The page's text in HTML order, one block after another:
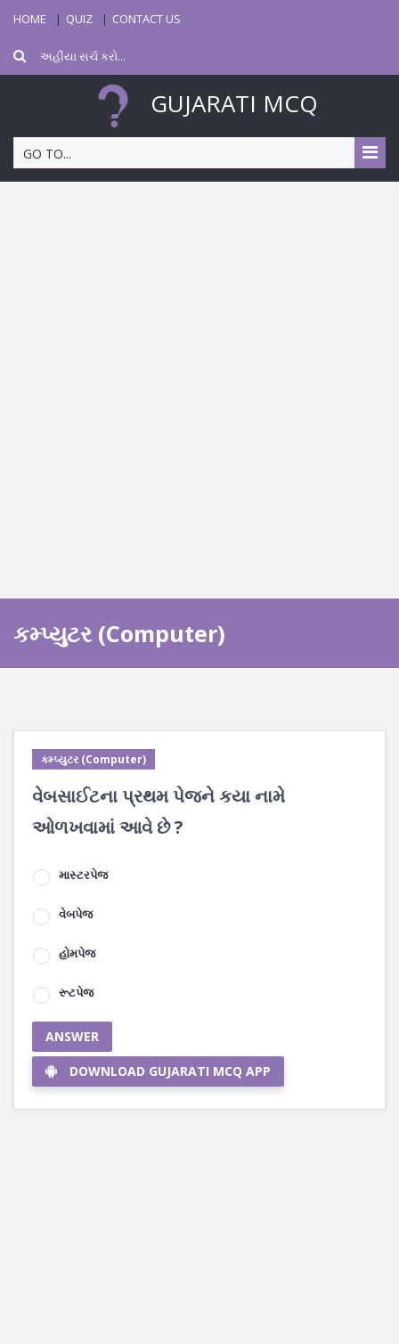
HOME QUIZ CONTACT US
GUJARATI MCQ
GO TO...
કમ્પ્યુટર (Computer)
કમ્પ્યુટર (Computer)
વેબસાઈટના પ્રથમ પેજને કયા નામે
ઓળખવામાં આવે છે ?
માસ્ટરપેજ
વેબપેજ
હોમપેજ
રૂટપેજ
ANSWER
DOWNLOAD GUJARATI MCQ APP